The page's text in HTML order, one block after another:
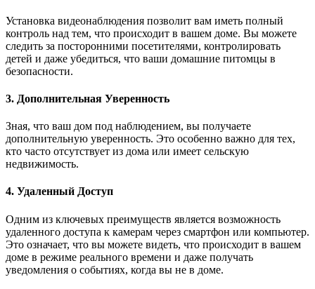
Установка видеонаблюдения позволит вам иметь полный
контроль над тем, что происходит в вашем доме. Вы можете
следить за посторонними посетителями, контролировать
детей и даже убедиться, что ваши домашние питомцы в
безопасности.
3. Дополнительная Уверенность
Зная, что ваш дом под наблюдением, вы получаете
дополнительную уверенность. Это особенно важно для тех,
кто часто отсутствует из дома или имеет сельскую
недвижимость.
4. Удаленный Доступ
Одним из ключевых преимуществ является возможность
удаленного доступа к камерам через смартфон или компьютер.
Это означает, что вы можете видеть, что происходит в вашем
доме в режиме реального времени и даже получать
уведомления о событиях, когда вы не в доме.